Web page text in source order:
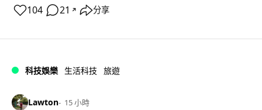
104 21 ↗ 分享
科技娛樂 生活科技 旅遊
Lawton 15 小時